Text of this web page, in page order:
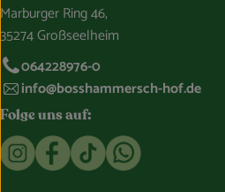
Marburger Ring 46,
35274 Großseelheim
064228976-0
info@bosshammersch-hof.de
Folge uns auf:
Externer Link zu https://
Externer Link zu https://
Externer Link zu
Externer Link